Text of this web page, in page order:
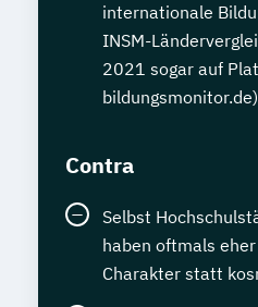
internationale
INSM-
2021 sogar auf
bildungsmonitor.de)
Contra
Selbst
haben oftmals
Charakter statt